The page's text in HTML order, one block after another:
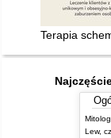
Terapia
Lew,